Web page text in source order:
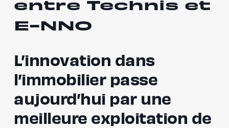
entre Technis et
E-NNO
L’innovation dans
l’immobilier passe
aujourd’hui par une
meilleure exploitation de